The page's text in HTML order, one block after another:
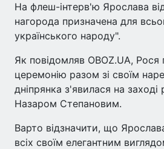
На флеш-інтерв'ю Ярослава
нагорода призначена для
українського народу".
Як повідомляв OBOZ.UA,
церемонію разом зі своїм
дніпрянка з'явилася на заході
Назаром Степановим.
Варто відзначити, що
всіх своїм елегантним